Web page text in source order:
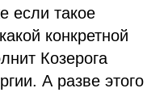
если такое
конкретной
Козерога
А разве этого